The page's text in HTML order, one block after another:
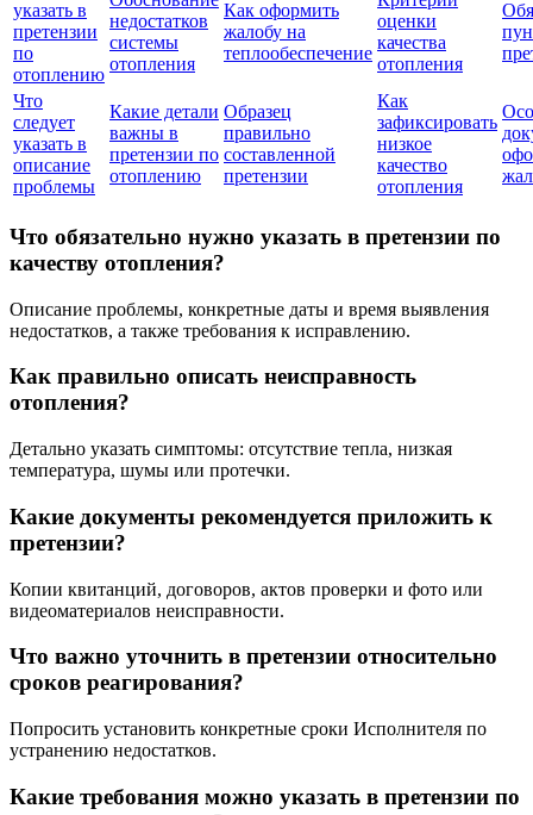
указать в
претензии
по
отоплению
недостатков
системы
отопления
Как оформить
жалобу на
теплообеспечение
оценки
качества
отопления
Что
следует
указать в
описание
проблемы
Какие детали
важны в
претензии по
отоплению
Образец
правильно
составленной
претензии
Как
зафиксировать
низкое
качество
отопления
Что обязательно нужно указать в претензии по
качеству отопления?
Описание проблемы, конкретные даты и время выявления
недостатков, а также требования к исправлению.
Как правильно описать неисправность
отопления?
Детально указать симптомы: отсутствие тепла, низкая
температура, шумы или протечки.
Какие документы рекомендуется приложить к
претензии?
Копии квитанций, договоров, актов проверки и фото или
видеоматериалов неисправности.
Что важно уточнить в претензии относительно
сроков реагирования?
Попросить установить конкретные сроки Исполнителя по
устранению недостатков.
Какие требования можно указать в претензии по